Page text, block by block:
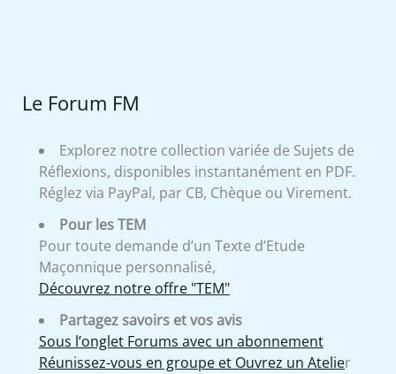
Le Forum FM
Explorez notre collection variée de Sujets de
Réflexions, disponibles instantanément en PDF.
Réglez via PayPal, par CB, Chèque ou Virement.
Pour les TEM
Pour toute demande d’un Texte d’Etude
Maçonnique personnalisé,
Découvrez notre offre "TEM"
Partagez savoirs et vos avis
Sous l’onglet Forums avec un abonnement
Réunissez-vous en groupe et Ouvrez un Atelier